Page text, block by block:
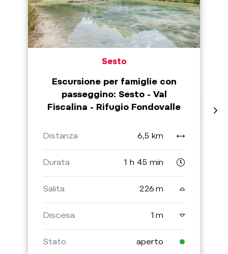
Sesto
Escursione per famiglie con
passeggino: Sesto - Val
Fiscalina - Rifugio Fondovalle
Distanza 6,5 km
Durata 1 h 45 min
Salita 226 m
Discesa 1 m
Stato aperto